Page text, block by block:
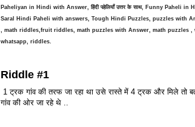
Paheliyan in Hindi with Answer, हिंदी पहेलियाँ उत्तर के साथ, Funny Paheli in
Saral Hindi Paheli with answers, Tough Hindi Puzzles, puzzles with
, math riddles,fruit riddles, math puzzles with Answer, math puzzles ,
whatsapp, riddles.
Riddle #1
1 ट्रक गांव की तरफ जा रहा था उसे रास्ते में 4 ट्रक और मिले तो
गांव की ओर जा रहे थे ..